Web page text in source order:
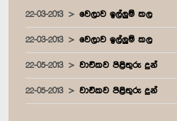
22-03-2013 වෙලාව ඉල්ලුම් කල
22-03-2013 වෙලාව ඉල්ලුම් කල
22-05-2013 වාචිකව පිළිතුරු දුන්
22-05-2013 වාචිකව පිළිතුරු දුන්